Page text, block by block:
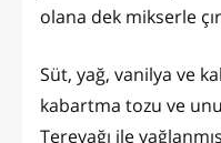
olana dek mikserle
Süt, yağ, vanilya ve
kabartma tozu ve
Tereyağı ile